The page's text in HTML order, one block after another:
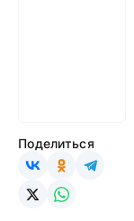
Поделиться